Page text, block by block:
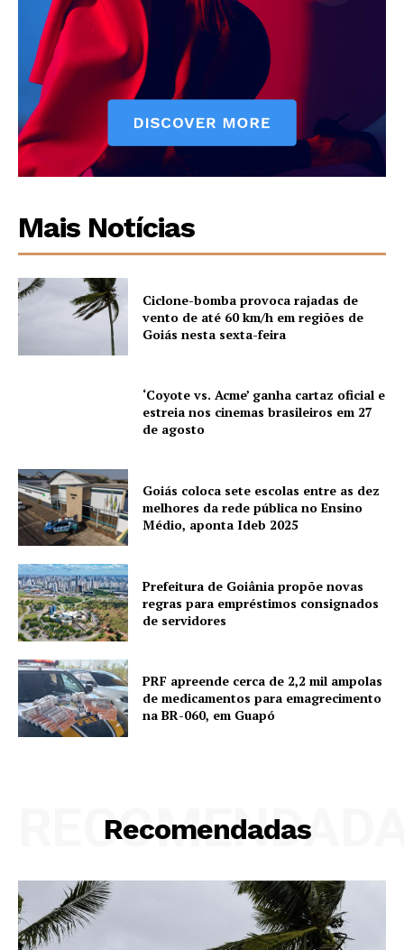
Mais Notícias
Ciclone-bomba provoca rajadas de
vento de até 60 km/h em regiões de
Goiás nesta sexta-feira
‘Coyote vs. Acme’ ganha cartaz oficial e
estreia nos cinemas brasileiros em 27
de agosto
Goiás coloca sete escolas entre as dez
melhores da rede pública no Ensino
Médio, aponta Ideb 2025
Prefeitura de Goiânia propõe novas
regras para empréstimos consignados
de servidores
PRF apreende cerca de 2,2 mil ampolas
de medicamentos para emagrecimento
na BR-060, em Guapó
Recomendadas